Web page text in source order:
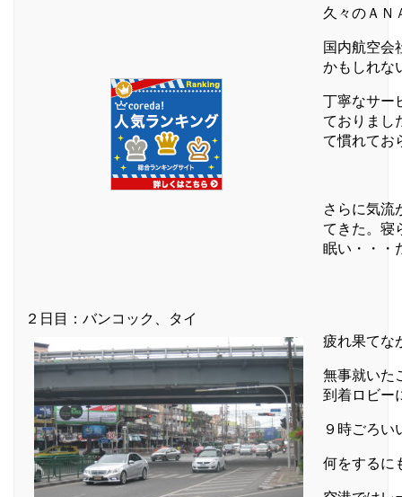
久々のＡＮ
国内航空会
かもしれな
丁寧なサー
ておりまし
て慣れてお
さらに気流
てきた。寝
眠い・・・
２日目：バンコック、タイ
疲れ果てな
無事就いた
到着ロビー
９時ごろ
何をするに